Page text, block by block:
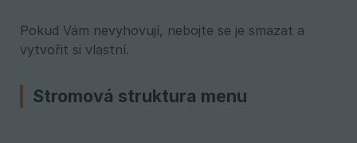
Pokud Vám nevyhovují, nebojte se je smazat a
vytvořit si vlastní.
Stromová struktura menu